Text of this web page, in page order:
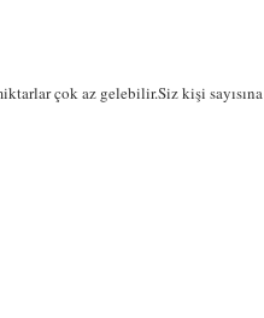
çok az gelebilir.Siz kişi sayısına